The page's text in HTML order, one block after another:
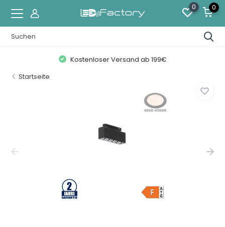
0 0
Kostenloser Versand ab 199€
Startseite